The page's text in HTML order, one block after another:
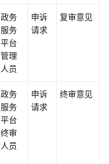
政务
服务
平台
管理
人员
申诉
请求
复审意见
政务
服务
平台
终审
人员
申诉
请求
终审意见